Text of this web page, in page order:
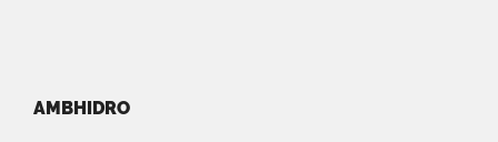
AMBHIDRO